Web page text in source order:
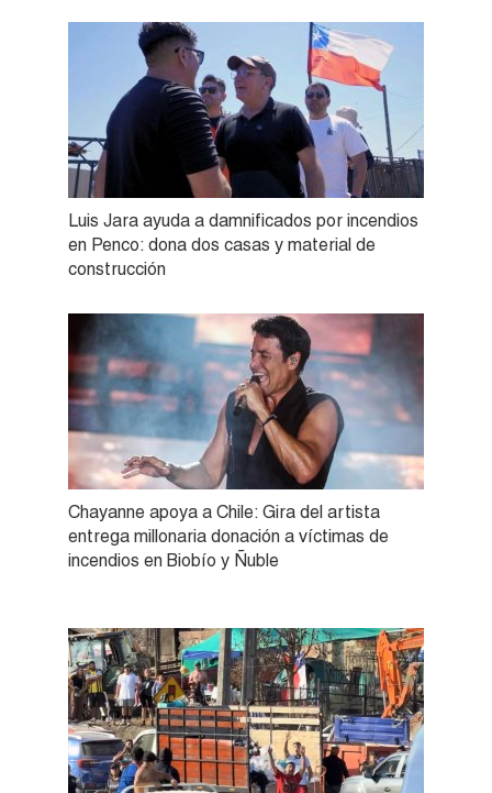
Luis Jara ayuda a damnificados por incendios
en Penco: dona dos casas y material de
construcción
Chayanne apoya a Chile: Gira del artista
entrega millonaria donación a víctimas de
incendios en Biobío y Ñuble